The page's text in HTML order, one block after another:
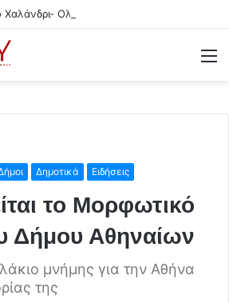
Δημοτικά Ειδήσεις
το Μορφωτικό
Δήμου Αθηναίων
μνήμης για την Αθήνα
της